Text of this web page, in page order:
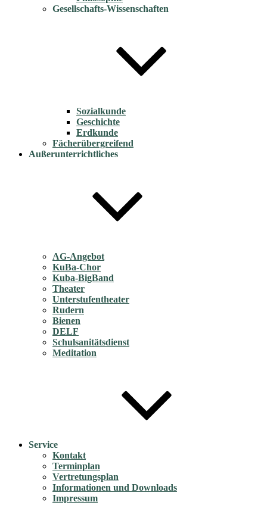
Gesellschafts-Wissenschaften
Sozialkunde
Geschichte
Erdkunde
Fächerübergreifend
Außerunterrichtliches
AG-Angebot
KuBa-Chor
Kuba-BigBand
Theater
Unterstufentheater
Rudern
Bienen
DELF
Schulsanitätsdienst
Meditation
Service
Kontakt
Terminplan
Vertretungsplan
Informationen und Downloads
Impressum